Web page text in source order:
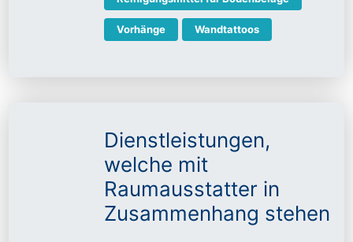
Vorhänge Wandtattoos
Dienstleistungen,
welche mit
Raumausstatter in
Zusammenhang stehen